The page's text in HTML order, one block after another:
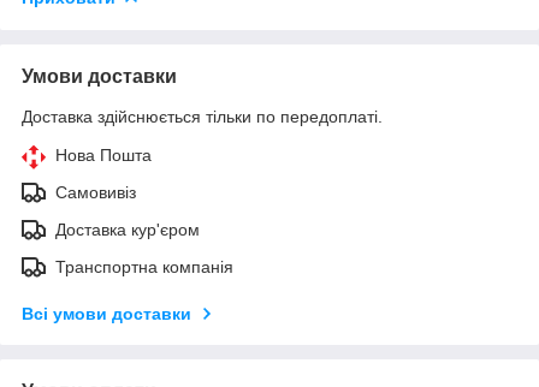
Умови доставки
Доставка здійснюється тільки по передоплаті.
Нова Пошта
Самовивіз
Доставка кур'єром
Транспортна компанія
Всі умови доставки